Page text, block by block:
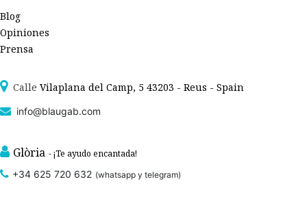
Blog
Opiniones
Prensa
Calle Vilaplana del Camp, 5 43203 - Reus - Spain
info@blaugab.com
Glòria - ¡Te ayudo encantada!
+34 625 720 632 (whatsapp y telegram)